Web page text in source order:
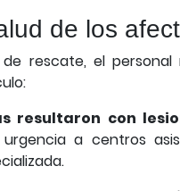
de los
rescate, el
resultaron con
a centros